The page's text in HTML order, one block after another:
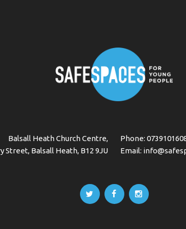
Phone:
Email:
Balsall Heath Church Centre,
Street, Balsall Heath, B12 9JU